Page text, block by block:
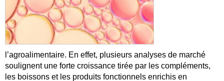
l’agroalimentaire. En effet, plusieurs analyses de marché
soulignent une forte croissance tirée par les compléments,
les boissons et les produits fonctionnels enrichis en